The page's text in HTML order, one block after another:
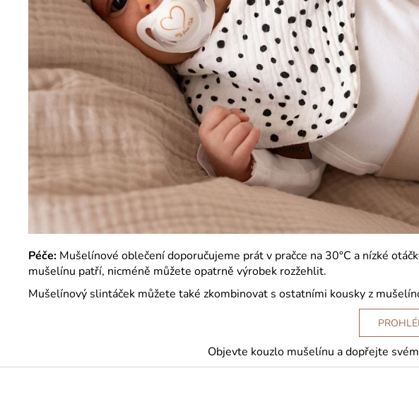
Péče: Mušelínové oblečení doporučujeme prát v pračce na 30°C a nízké
mušelínu patří, nicméně můžete opatrně výrobek rozžehlit.
Mušelínový slintáček můžete také zkombinovat s ostatními kousky z
Objevte kouzlo mušelínu a dopřejte